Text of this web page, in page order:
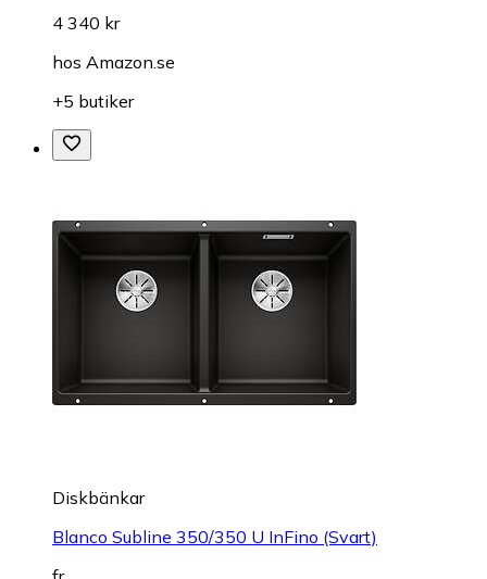
4 340 kr
hos Amazon.se
+5 butiker
Diskbänkar
Blanco Subline 350/350 U InFino (Svart)